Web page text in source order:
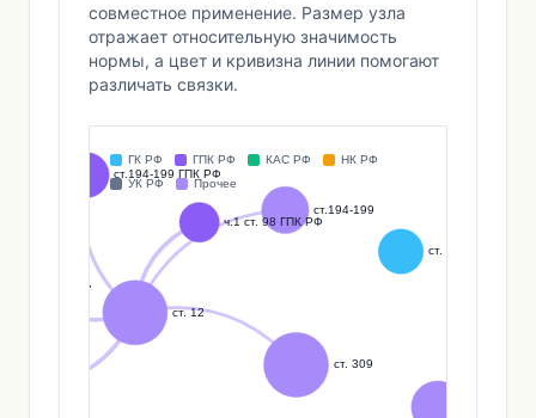
совместное применение. Размер узла
отражает относительную значимость
нормы, а цвет и кривизна линии помогают
различать связки.